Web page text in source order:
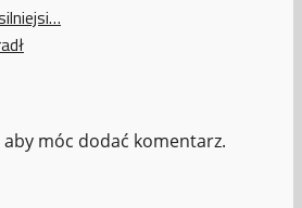
aby móc dodać komentarz.